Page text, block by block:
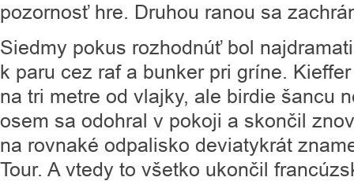
pozornosť hre. Druhou ranou sa
Siedmy pokus rozhodnúť bol
k paru cez raf a bunker pri gríne.
na tri metre od vlajky, ale birdie šancu
osem sa odohral v pokoji a skončil
na rovnaké odpalisko deviatykrát
Tour. A vtedy to všetko ukončil